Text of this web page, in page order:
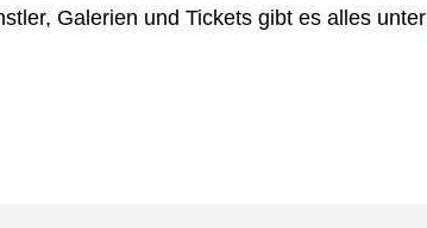
Galerien und Tickets gibt es alles unter